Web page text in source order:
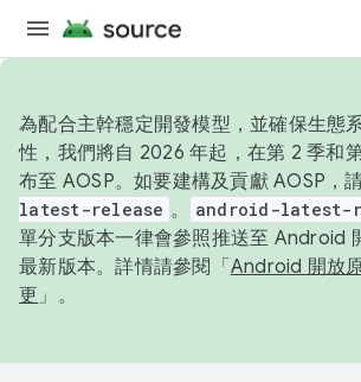
為配合主幹穩定開發模型，並確保生態
性，我們將自 2026 年起，在第 2 季和
布至 AOSP。如要建構及貢獻 AOSP，
latest-release 。 android-latest-
單分支版本一律會參照推送至 Android
最新版本。詳情請參閱「 Android 開放
更 」。